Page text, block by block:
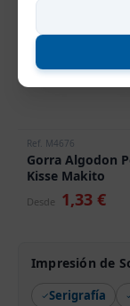
Ref. M4676
Gorra Algodon
Kisse Makito
Desde 1,33 €
Impresión de
Serigrafía